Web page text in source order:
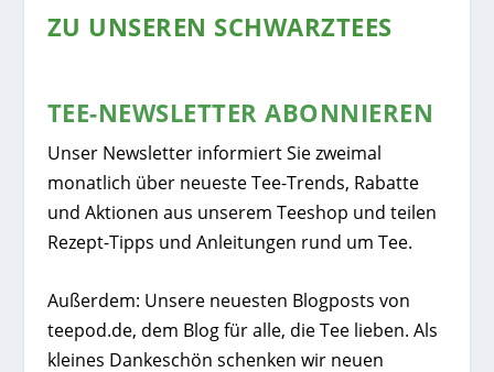
ZU UNSEREN SCHWARZTEES
TEE-NEWSLETTER ABONNIEREN
Unser Newsletter informiert Sie zweimal
monatlich über neueste Tee-Trends, Rabatte
und Aktionen aus unserem Teeshop und teilen
Rezept-Tipps und Anleitungen rund um Tee.
Außerdem: Unsere neuesten Blogposts von
teepod.de, dem Blog für alle, die Tee lieben. Als
kleines Dankeschön schenken wir neuen